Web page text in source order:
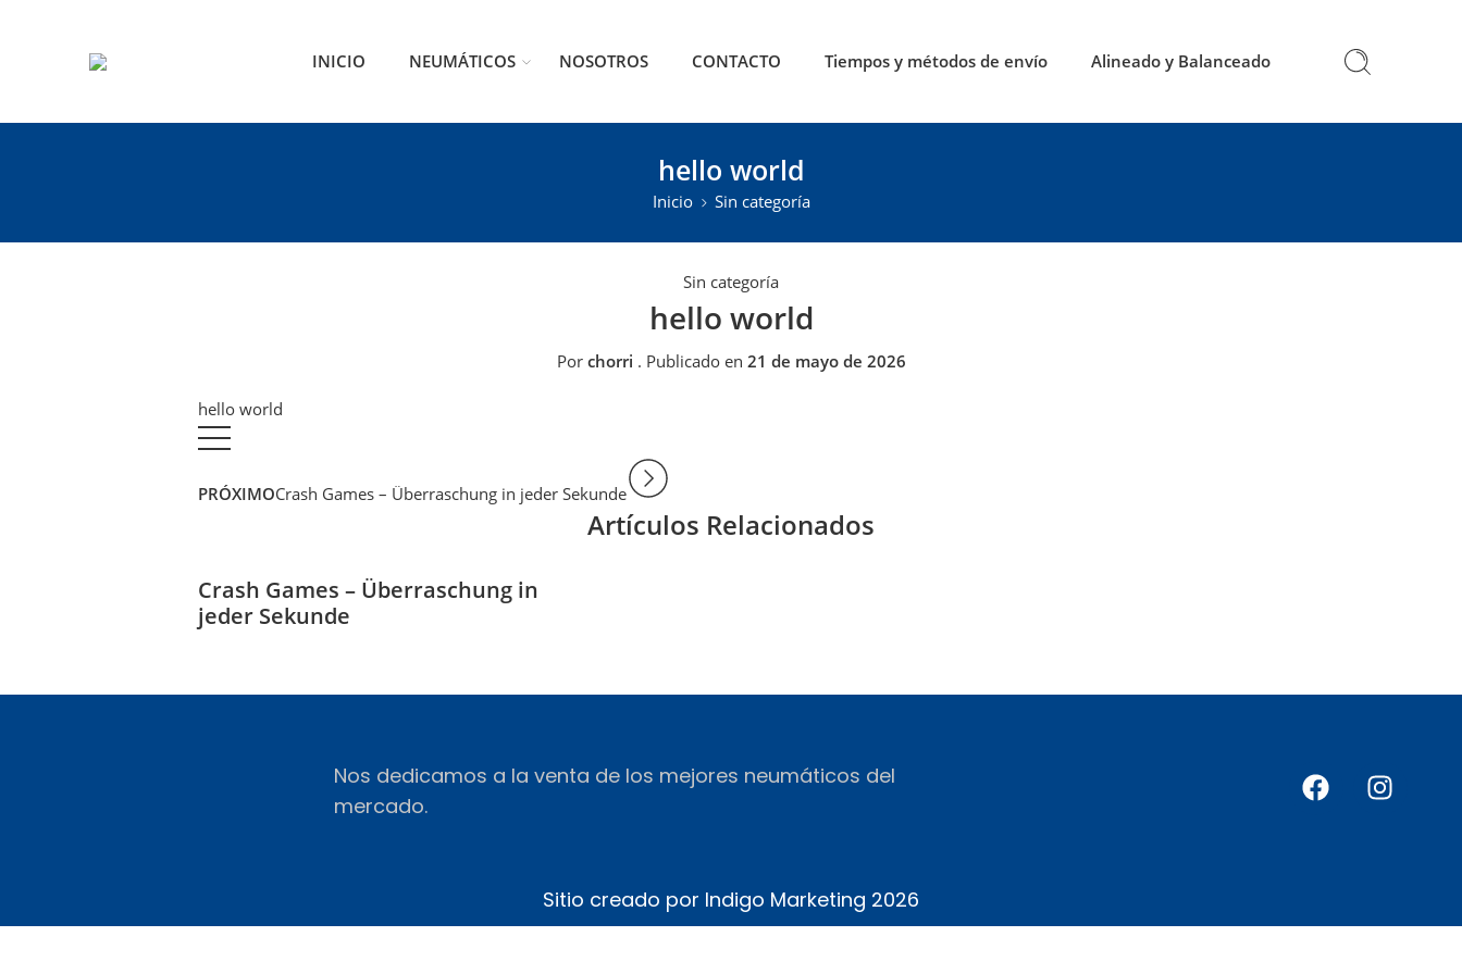
INICIO NEUMÁTICOS NOSOTROS CONTACTO Tiempos y métodos de envío Alineado y Balanceado
hello world
Inicio Sin categoría
Sin categoría
hello world
Por chorri . Publicado en 21 de mayo de 2026
hello world
PRÓXIMOCrash Games – Überraschung in jeder Sekunde
Artículos Relacionados
Crash Games – Überraschung in
jeder Sekunde
Nos dedicamos a la venta de los mejores neumáticos del
mercado.
Sitio creado por Indigo Marketing 2026